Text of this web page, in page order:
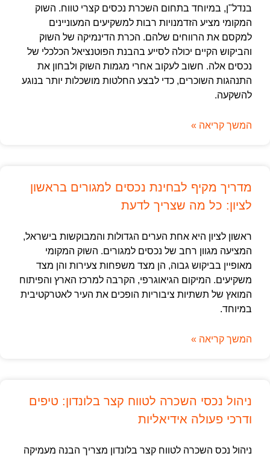
בנדל"ן, במיוחד בתחום השכרת נכסים קצרי טווח. השוק
המקומי מציע הזדמנויות רבות למשקיעים המעוניינים
למקסם את הרווחים שלהם. הכרת הדינמיקה של השוק
והביקוש הקיים יכולה לסייע בהבנת הפוטנציאל הכלכלי של
נכסים אלה. חשוב לעקוב אחרי מגמות השוק ולבחון את
התנהגות השוכרים, כדי לבצע החלטות מושכלות יותר בנוגע
להשקעה.
המשך קריאה »
מדריך מקיף לבחינת נכסים למגורים בראשון
לציון: כל מה שצריך לדעת
ראשון לציון היא אחת הערים הגדולות והמבוקשות בישראל,
המציעה מגוון רחב של נכסים למגורים. השוק המקומי
מאופיין בביקוש גבוה, הן מצד משפחות צעירות והן מצד
משקיעים. המיקום הגיאוגרפי, הקרבה למרכז הארץ והפיתוח
המואץ של תשתיות ציבוריות הופכים את העיר לאטרקטיבית
במיוחד.
המשך קריאה »
ניהול נכסי השכרה לטווח קצר בלונדון: טיפים
ודרכי פעולה אידיאליות
ניהול נכס השכרה לטווח קצר בלונדון מצריך הבנה מעמיקה